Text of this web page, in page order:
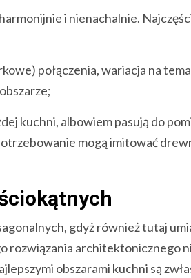
i nienachalnie.
połączenia, wariacja na
kuchni, albowiem pasują do
mogą imitować
gdyż również tutaj
rozwiązania architektonicznego
obszarami kuchni są